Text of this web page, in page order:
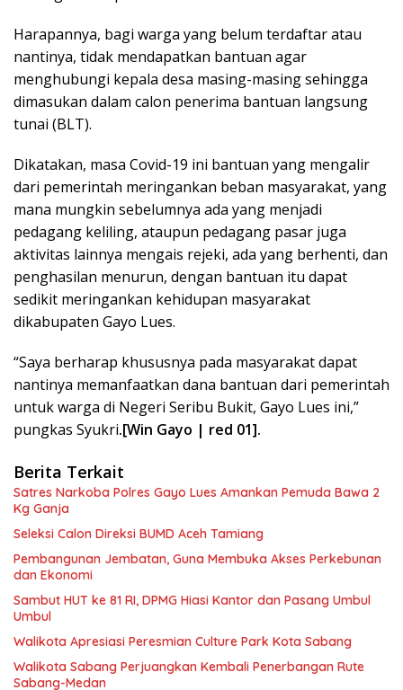
Harapannya, bagi warga yang belum terdaftar atau
nantinya, tidak mendapatkan bantuan agar
menghubungi kepala desa masing-masing sehingga
dimasukan dalam calon penerima bantuan langsung
tunai (BLT).
Dikatakan, masa Covid-19 ini bantuan yang mengalir
dari pemerintah meringankan beban masyarakat, yang
mana mungkin sebelumnya ada yang menjadi
pedagang keliling, ataupun pedagang pasar juga
aktivitas lainnya mengais rejeki, ada yang berhenti, dan
penghasilan menurun, dengan bantuan itu dapat
sedikit meringankan kehidupan masyarakat
dikabupaten Gayo Lues.
“Saya berharap khususnya pada masyarakat dapat
nantinya memanfaatkan dana bantuan dari pemerintah
untuk warga di Negeri Seribu Bukit, Gayo Lues ini,”
pungkas Syukri.[Win Gayo | red 01].
Berita Terkait
Satres Narkoba Polres Gayo Lues Amankan Pemuda Bawa 2
Kg Ganja
Seleksi Calon Direksi BUMD Aceh Tamiang
Pembangunan Jembatan, Guna Membuka Akses Perkebunan
dan Ekonomi
Sambut HUT ke 81 RI, DPMG Hiasi Kantor dan Pasang Umbul
Umbul
Walikota Apresiasi Peresmian Culture Park Kota Sabang
Walikota Sabang Perjuangkan Kembali Penerbangan Rute
Sabang-Medan